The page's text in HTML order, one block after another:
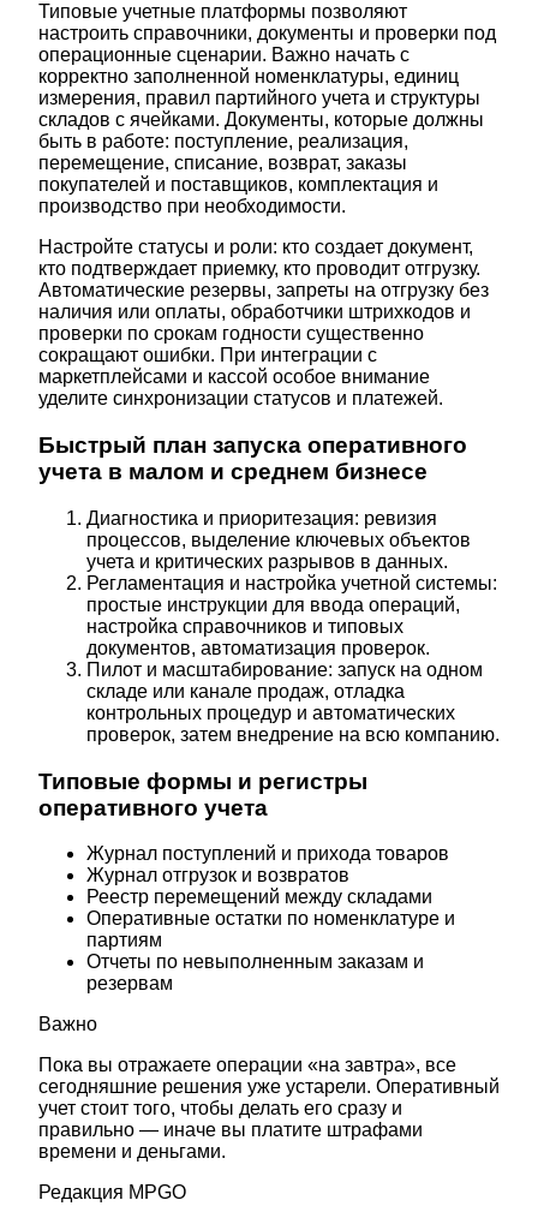
Типовые учетные платформы позволяют
настроить справочники, документы и проверки под
операционные сценарии. Важно начать с
корректно заполненной номенклатуры, единиц
измерения, правил партийного учета и структуры
складов с ячейками. Документы, которые должны
быть в работе: поступление, реализация,
перемещение, списание, возврат, заказы
покупателей и поставщиков, комплектация и
производство при необходимости.
Настройте статусы и роли: кто создает документ,
кто подтверждает приемку, кто проводит отгрузку.
Автоматические резервы, запреты на отгрузку без
наличия или оплаты, обработчики штрихкодов и
проверки по срокам годности существенно
сокращают ошибки. При интеграции с
маркетплейсами и кассой особое внимание
уделите синхронизации статусов и платежей.
Быстрый план запуска оперативного
учета в малом и среднем бизнесе
Диагностика и приоритезация: ревизия
процессов, выделение ключевых объектов
учета и критических разрывов в данных.
Регламентация и настройка учетной системы:
простые инструкции для ввода операций,
настройка справочников и типовых
документов, автоматизация проверок.
Пилот и масштабирование: запуск на одном
складе или канале продаж, отладка
контрольных процедур и автоматических
проверок, затем внедрение на всю компанию.
Типовые формы и регистры
оперативного учета
Журнал поступлений и прихода товаров
Журнал отгрузок и возвратов
Реестр перемещений между складами
Оперативные остатки по номенклатуре и
партиям
Отчеты по невыполненным заказам и
резервам
Важно
Пока вы отражаете операции «на завтра», все
сегодняшние решения уже устарели. Оперативный
учет стоит того, чтобы делать его сразу и
правильно — иначе вы платите штрафами
времени и деньгами.
Редакция MPGO